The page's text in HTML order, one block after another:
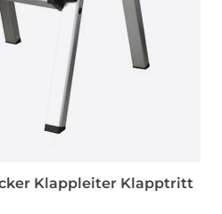
Klappleiter Klapptritt